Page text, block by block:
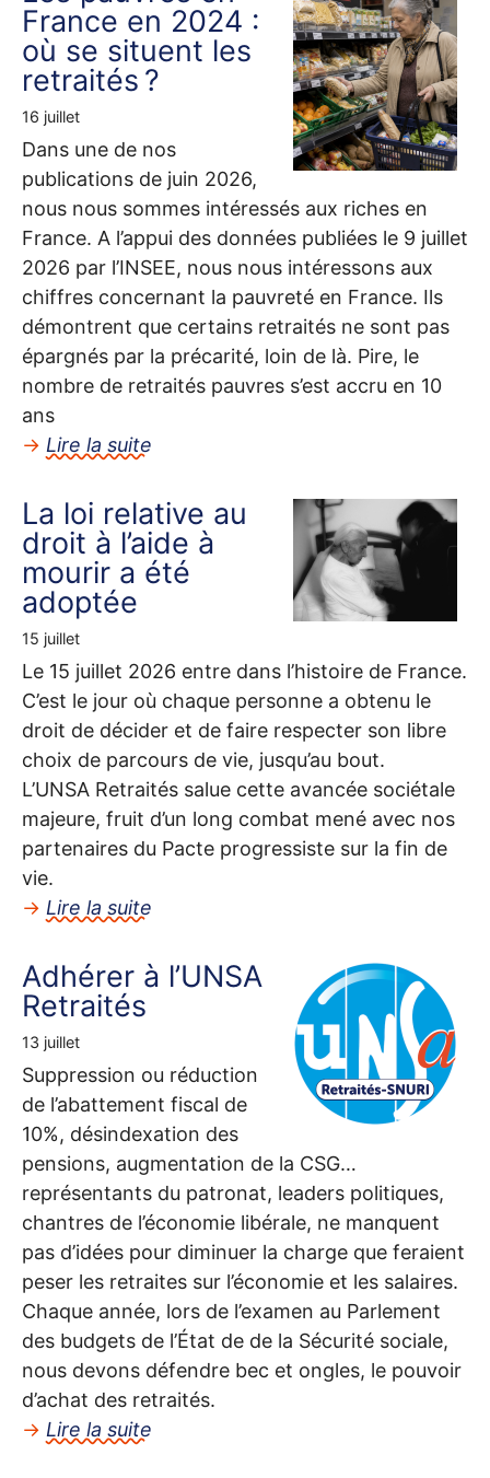
France en 2024 :
où se situent les
retraités ?
16 juillet
Dans une de nos
publications de juin 2026,
nous nous sommes intéressés aux riches en
France. A l’appui des données publiées le 9 juillet
2026 par l’INSEE, nous nous intéressons aux
chiffres concernant la pauvreté en France. Ils
démontrent que certains retraités ne sont pas
épargnés par la précarité, loin de là. Pire, le
nombre de retraités pauvres s’est accru en 10
ans
→ Lire la suite
La loi relative au
droit à l’aide à
mourir a été
adoptée
15 juillet
Le 15 juillet 2026 entre dans l’histoire de France.
C’est le jour où chaque personne a obtenu le
droit de décider et de faire respecter son libre
choix de parcours de vie, jusqu’au bout.
L’UNSA Retraités salue cette avancée sociétale
majeure, fruit d’un long combat mené avec nos
partenaires du Pacte progressiste sur la fin de
vie.
→ Lire la suite
Adhérer à l’UNSA
Retraités
13 juillet
Suppression ou réduction
de l’abattement fiscal de
10%, désindexation des
pensions, augmentation de la CSG…
représentants du patronat, leaders politiques,
chantres de l’économie libérale, ne manquent
pas d’idées pour diminuer la charge que feraient
peser les retraites sur l’économie et les salaires.
Chaque année, lors de l’examen au Parlement
des budgets de l’État de de la Sécurité sociale,
nous devons défendre bec et ongles, le pouvoir
d’achat des retraités.
→ Lire la suite